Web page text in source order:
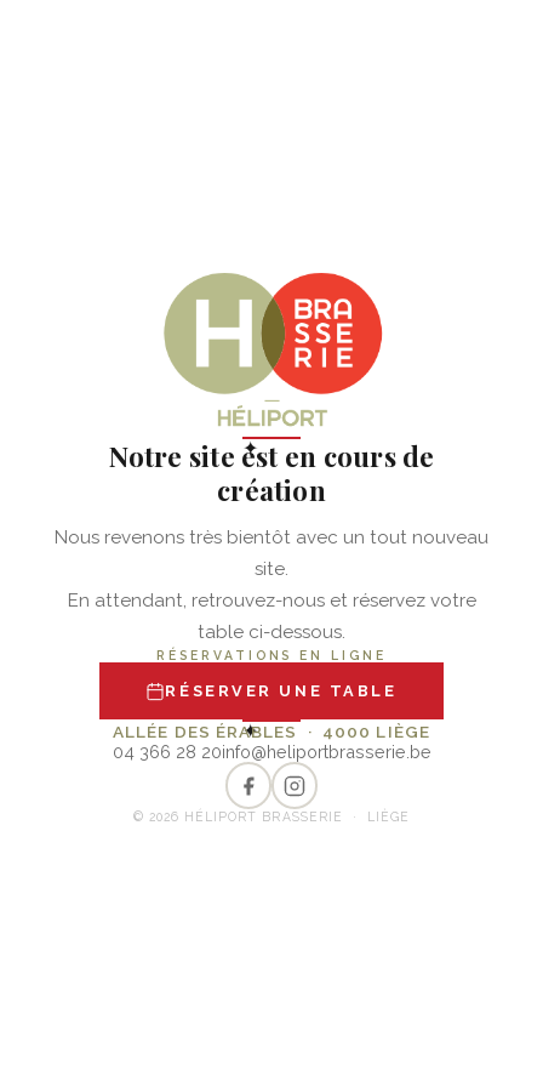
✦
Notre site est en cours de
création
Nous revenons très bientôt avec un tout nouveau
site.
En attendant, retrouvez-nous et réservez votre
table ci-dessous.
RÉSERVATIONS EN LIGNE
RÉSERVER UNE TABLE
✦
ALLÉE DES ÉRABLES · 4000 LIÈGE
04 366 28 20info@heliportbrasserie.be
© 2026 HÉLIPORT BRASSERIE · LIÈGE